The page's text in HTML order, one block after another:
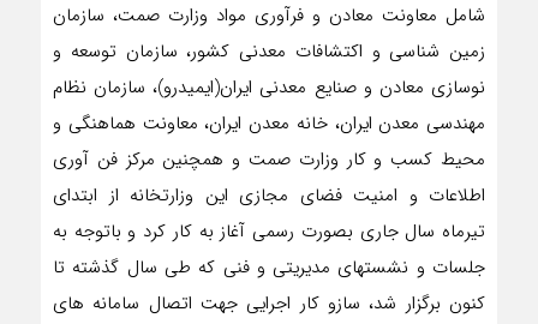
شامل معاونت معادن و فرآوری مواد وزارت صمت، سازمان
زمین شناسی و اکتشافات معدنی کشور، سازمان توسعه و
نوسازی معادن و صنایع معدنی ایران(ایمیدرو)، سازمان نظام
مهندسی معدن ایران، خانه معدن ایران، معاونت هماهنگی و
محیط کسب و کار وزارت صمت و همچنین مرکز فن آوری
اطلاعات و امنیت فضای مجازی این وزارتخانه از ابتدای
تیرماه سال جاری بصورت رسمی آغاز به کار کرد و باتوجه به
جلسات و نشستهای مدیریتی و فنی که طی سال گذشته تا
کنون برگزار شد، سازو کار اجرایی جهت اتصال سامانه های